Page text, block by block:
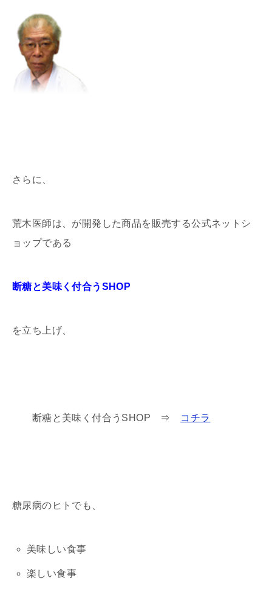
さらに、
荒木医師は、が開発した商品を販売する公式ネットシ
ョップである
断糖と美味く付合うSHOP
を立ち上げ、
断糖と美味く付合うSHOP ⇒ コチラ
糖尿病のヒトでも、
美味しい食事
楽しい食事